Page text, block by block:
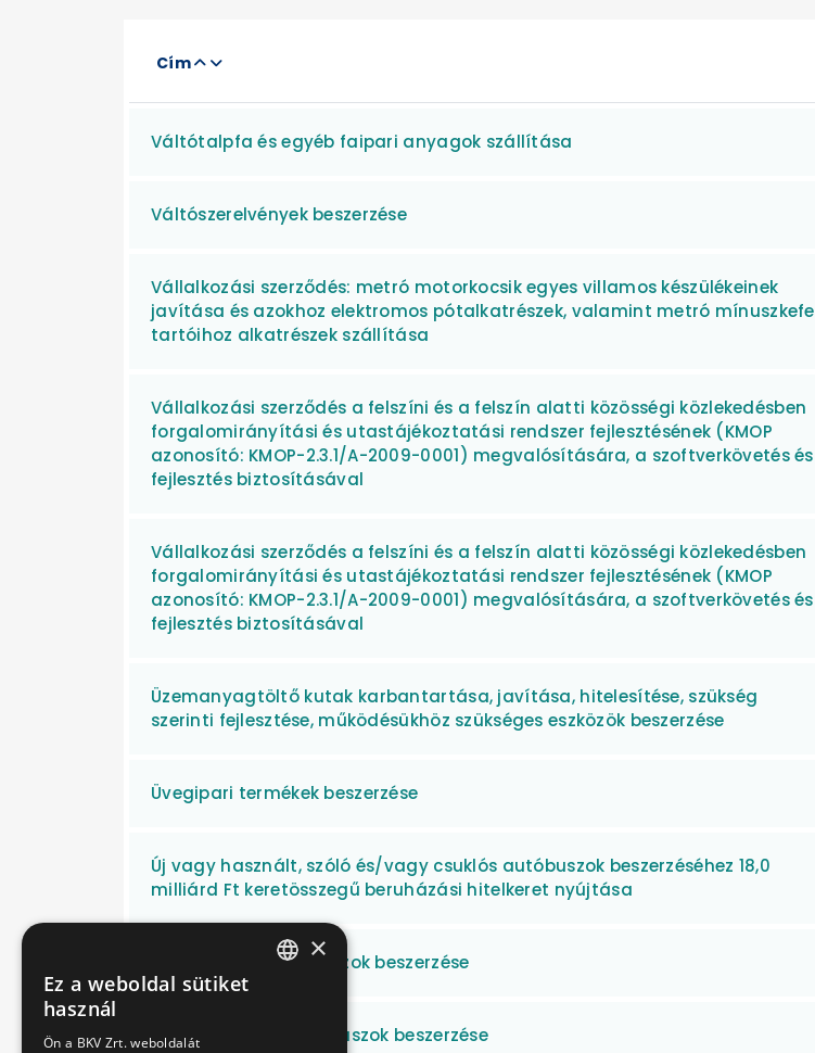
Cím
Váltótalpfa és egyéb faipari anyagok szállítása
Váltószerelvények beszerzése
Vállalkozási szerződés: metró motorkocsik egyes villamos készülékeinek
javítása és azokhoz elektromos pótalkatrészek, valamint metró mínuszkefe
tartóihoz alkatrészek szállítása
Vállalkozási szerződés a felszíni és a felszín alatti közösségi közlekedésben
forgalomirányítási és utastájékoztatási rendszer fejlesztésének (KMOP
azonosító: KMOP-2.3.1/A-2009-0001) megvalósítására, a szoftverkövetés és
fejlesztés biztosításával
Vállalkozási szerződés a felszíni és a felszín alatti közösségi közlekedésben
forgalomirányítási és utastájékoztatási rendszer fejlesztésének (KMOP
azonosító: KMOP-2.3.1/A-2009-0001) megvalósítására, a szoftverkövetés és
fejlesztés biztosításával
Üzemanyagtöltő kutak karbantartása, javítása, hitelesítése, szükség
szerinti fejlesztése, működésükhöz szükséges eszközök beszerzése
Üvegipari termékek beszerzése
Új vagy használt, szóló és/vagy csuklós autóbuszok beszerzéséhez 18,0
milliárd Ft keretösszegű beruházási hitelkeret nyújtása
Új dízel szóló autóbuszok beszerzése
Új dízel csuklós autóbuszok beszerzése
×
Ez a weboldal sütiket
használ
Ön a BKV Zrt. weboldalát